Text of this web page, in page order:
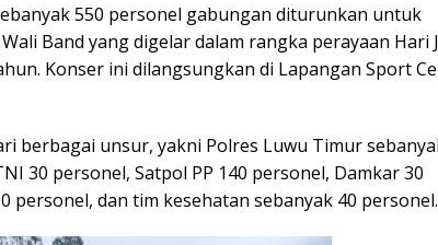
550 personel gabungan diturunkan untuk
Band yang digelar dalam rangka perayaan Hari
Konser ini dilangsungkan di Lapangan Sport
berbagai unsur, yakni Polres Luwu Timur
30 personel, Satpol PP 140 personel, Damkar 30
personel, dan tim kesehatan sebanyak 40 personel.